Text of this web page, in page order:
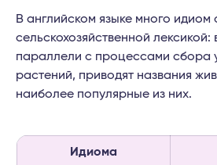
В английском языке много идиом
сельскохозяйственной лексикой:
параллели с процессами сбора
растений, приводят названия
наиболее популярные из них.
Идиома